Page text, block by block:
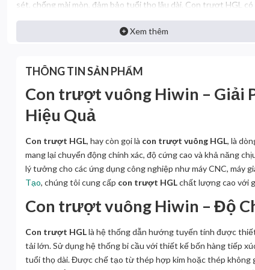
sét, chống mài mòn, đảm bảo tuổi thọ lâu dài. Con trượt HGL
với các ứng dụng tốc độ cao. Con trượt HGL thường được sử
trong máy CNC, máy gia công cơ khí, dây chuyền tự động hóa
thống yêu cầu độ ổn định, bền bỉ và khả năng chịu tải vượt trội.
Xem thêm
THÔNG TIN SẢN PHẨM
Con trượt vuông Hiwin – Giải
Hiệu Quả
Con trượt HGL, hay còn gọi là con trượt vuông HGL, là
mang lại chuyển động chính xác, độ cứng cao và khả năng
lý tưởng cho các ứng dụng công nghiệp như máy CNC, máy
Tạo, chúng tôi cung cấp con trượt HGLchất lượng cao với
Con trượt vuông Hiwin – Độ
Con trượt HGLlà hệ thống dẫn hướng tuyến tính được
tải lớn. Sử dụng hệ thống bi cầu với thiết kế bốn hàng tiếp
tuổi thọ dài. Được chế tạo từ thép hợp kim hoặc thép không